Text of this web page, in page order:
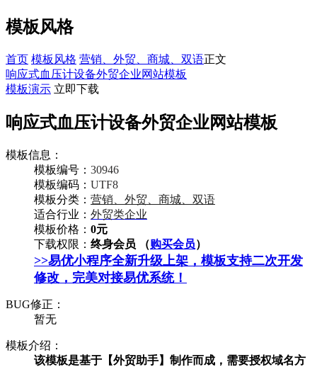
模板风格
首页 模板风格 营销、外贸、商城、双语正文
响应式血压计设备外贸企业网站模板
模板演示 立即下载
响应式血压计设备外贸企业网站模板
模板信息：
模板编号： 30946
模板编码： UTF8
模板分类： 营销、外贸、商城、双语
适合行业： 外贸类企业
模板价格： 0元
下载权限： 终身会员 （购买会员）
>>易优小程序全新升级上架，模板支持二次开发
修改，完美对接易优系统！
BUG修正：
暂无
模板介绍：
该模板是基于【外贸助手】制作而成，需要授权域名方